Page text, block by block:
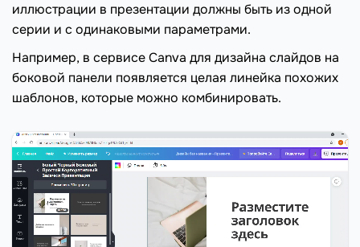
иллюстрации в презентации должны быть из одной
серии и с одинаковыми параметрами.
Например, в сервисе Canva для дизайна слайдов на
боковой панели появляется целая линейка похожих
шаблонов, которые можно комбинировать.